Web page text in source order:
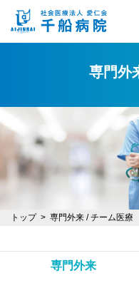
専門外
トップ 専門外来 / チーム医療
専門外来